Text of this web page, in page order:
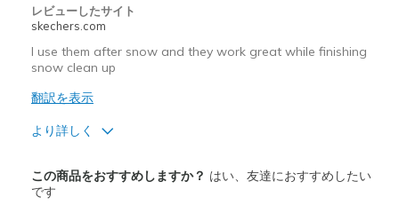
Sizing
View On Shoes
レビューしたサイト
skechers.com
I use them after snow and they work great while finishing
snow clean up
翻訳を表示
より詳しく
Attractive Design
この商品をおすすめしますか？ はい、友達におすすめしたい
です